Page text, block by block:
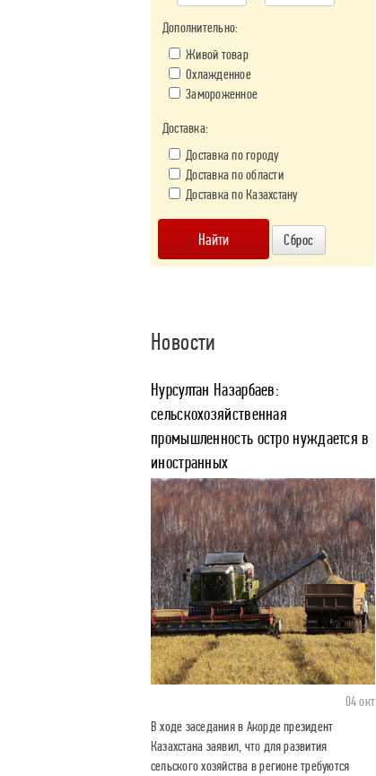
Дополнительно:
Живой товар
Охлажденное
Замороженное
Доставка:
Доставка по городу
Доставка по области
Доставка по Казахстану
Новости
Нурсултан Назарбаев:
сельскохозяйственная
промышленность остро нуждается в
иностранных
04 окт
В ходе заседания в Акорде президент
Казахстана заявил, что для развития
сельского хозяйства в регионе требуются